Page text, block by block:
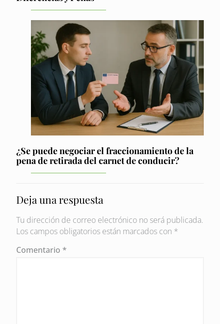
¿Se puede negociar el fraccionamiento de la
pena de retirada del carnet de conducir?
Deja una respuesta
Tu dirección de correo electrónico no será publicada.
Los campos obligatorios están marcados con *
Comentario *